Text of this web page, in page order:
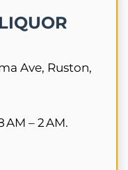
Ave, Ruston,
AM – 2 AM.